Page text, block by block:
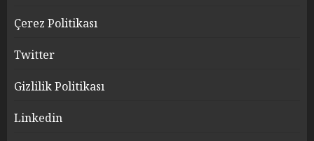
Çerez Politikası
Twitter
Gizlilik Politikası
Linkedin